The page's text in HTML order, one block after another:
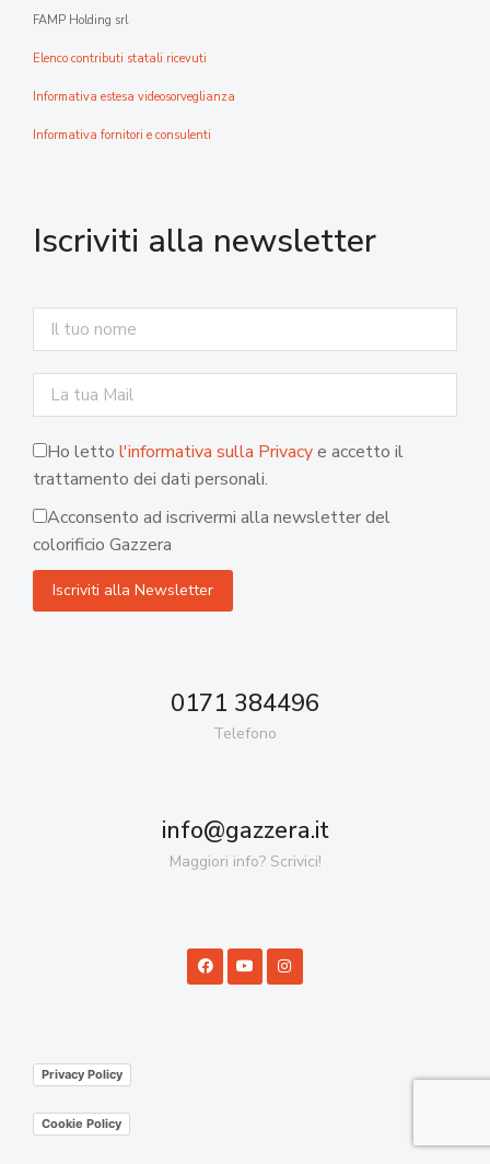
FAMP Holding srl
Elenco contributi statali ricevuti
Informativa estesa videosorveglianza
Informativa fornitori e consulenti
Iscriviti alla newsletter
Ho letto l'informativa sulla Privacye accetto il
trattamento dei dati personali.
Acconsento ad iscrivermi alla newsletter del
colorificio Gazzera
0171 384496
Telefono
info@gazzera.it
Maggiori info? Scrivici!
Privacy Policy
Cookie Policy